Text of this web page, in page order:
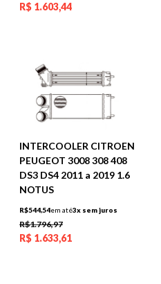
R$ 1.603,44
INTERCOOLER CITROEN
PEUGEOT 3008 308 408
DS3 DS4 2011 a 2019 1.6
NOTUS
R$544,54em até3x sem juros
R$1.796,97
R$ 1.633,61